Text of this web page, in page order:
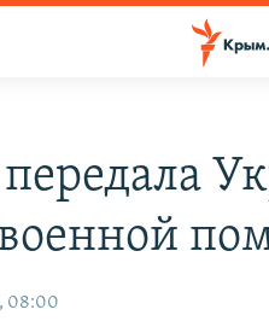
08:00